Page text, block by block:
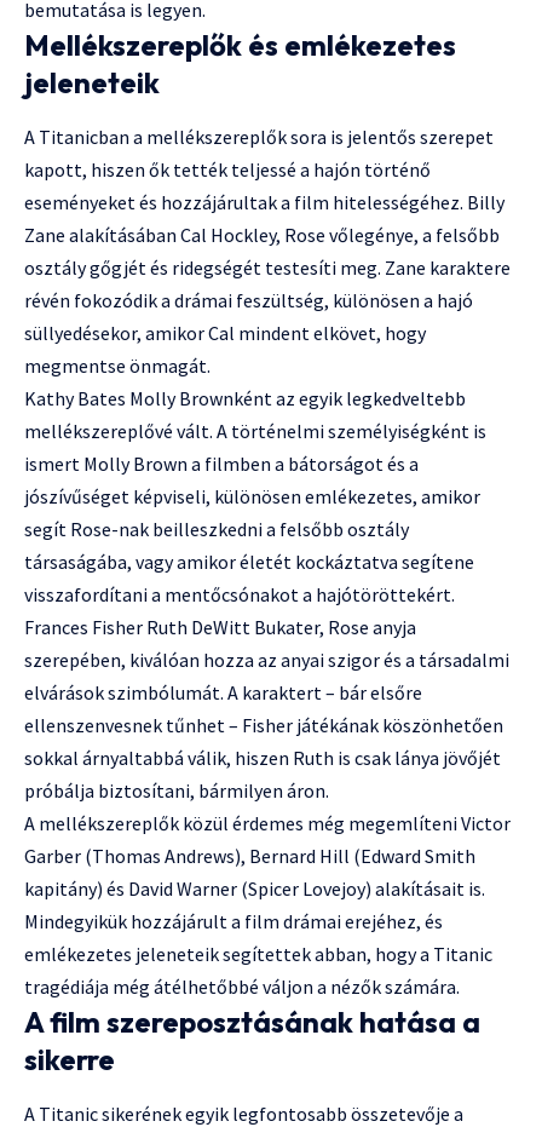
bemutatása is legyen.
Mellékszereplők és emlékezetes
jeleneteik
A Titanicban a mellékszereplők sora is jelentős szerepet
kapott, hiszen ők tették teljessé a hajón történő
eseményeket és hozzájárultak a film hitelességéhez. Billy
Zane alakításában Cal Hockley, Rose vőlegénye, a felsőbb
osztály gőgjét és ridegségét testesíti meg. Zane karaktere
révén fokozódik a drámai feszültség, különösen a hajó
süllyedésekor, amikor Cal mindent elkövet, hogy
megmentse önmagát.
Kathy Bates Molly Brownként az egyik legkedveltebb
mellékszereplővé vált. A történelmi személyiségként is
ismert Molly Brown a filmben a bátorságot és a
jószívűséget képviseli, különösen emlékezetes, amikor
segít Rose-nak beilleszkedni a felsőbb osztály
társaságába, vagy amikor életét kockáztatva segítene
visszafordítani a mentőcsónakot a hajótöröttekért.
Frances Fisher Ruth DeWitt Bukater, Rose anyja
szerepében, kiválóan hozza az anyai szigor és a társadalmi
elvárások szimbólumát. A karaktert – bár elsőre
ellenszenvesnek tűnhet – Fisher játékának köszönhetően
sokkal árnyaltabbá válik, hiszen Ruth is csak lánya jövőjét
próbálja biztosítani, bármilyen áron.
A mellékszereplők közül érdemes még megemlíteni Victor
Garber (Thomas Andrews), Bernard Hill (Edward Smith
kapitány) és David Warner (Spicer Lovejoy) alakításait is.
Mindegyikük hozzájárult a film drámai erejéhez, és
emlékezetes jeleneteik segítettek abban, hogy a Titanic
tragédiája még átélhetőbbé váljon a nézők számára.
A film szereposztásának hatása a
sikerre
A Titanic sikerének egyik legfontosabb összetevője a